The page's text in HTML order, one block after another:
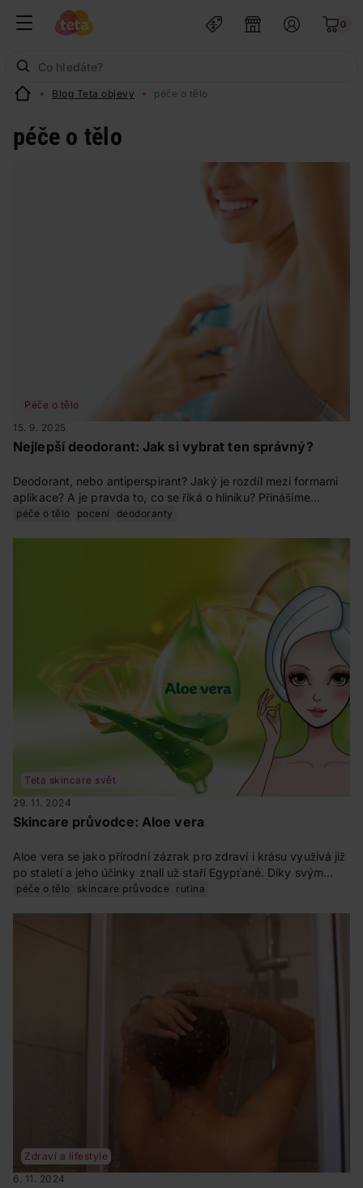
0
Blog Teta objevy péče o tělo
péče o tělo
Péče o tělo
15. 9. 2025
Nejlepší deodorant: Jak si vybrat ten správný?
Deodorant, nebo antiperspirant? Jaký je rozdíl mezi formami
aplikace? A je pravda to, co se říká o hliníku? Přinášíme
odpovědi na vše, co vás při výběru a používání deodorantu
péče o tělo pocení deodoranty
Teta skincare svět
29. 11. 2024
Skincare průvodce: Aloe vera
Aloe vera se jako přírodní zázrak pro zdraví i krásu využívá již
po staletí a jeho účinky znali už staří Egypťané. Díky svým
účinným látkám je oblíbenou součástí kosmetické výbavy. Jak
péče o tělo skincare průvodce rutina
Zdraví a lifestyle
6. 11. 2024